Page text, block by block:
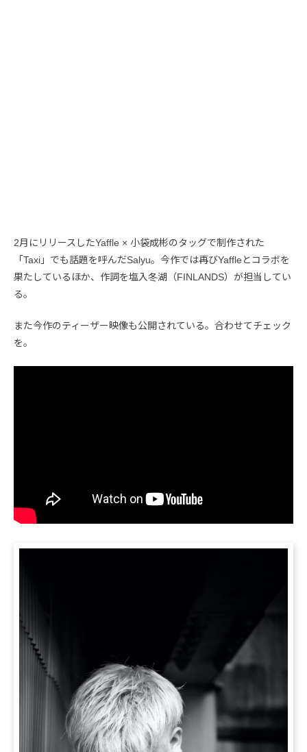
2月にリリースしたYaffle × 小袋成彬のタッグで制作された
「Taxi」でも話題を呼んだSalyu。今作では再びYaffleとコラボを
果たしているほか、作詞を塩入冬湖（FINLANDS）が担当してい
る。
また今作のティーザー映像も公開されている。合わせてチェック
を。